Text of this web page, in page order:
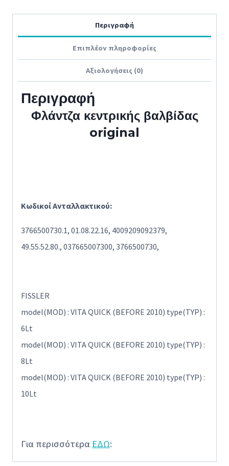
Περιγραφή
Επιπλέον πληροφορίες
Αξιολογήσεις (0)
Περιγραφή
Φλάντζα κεντρικής βαλβίδας
original
Κωδικοί Ανταλλακτικού:
3766500730.1, 01.08.22.16, 4009209092379,
49.55.52.80., 037665007300, 3766500730,
FISSLER
model(MOD) : VITA QUICK (BEFORE 2010) type(TYP) :
6Lt
model(MOD) : VITA QUICK (BEFORE 2010) type(TYP) :
8Lt
model(MOD) : VITA QUICK (BEFORE 2010) type(TYP) :
10Lt
Για περισσότερα ΕΔΩ: